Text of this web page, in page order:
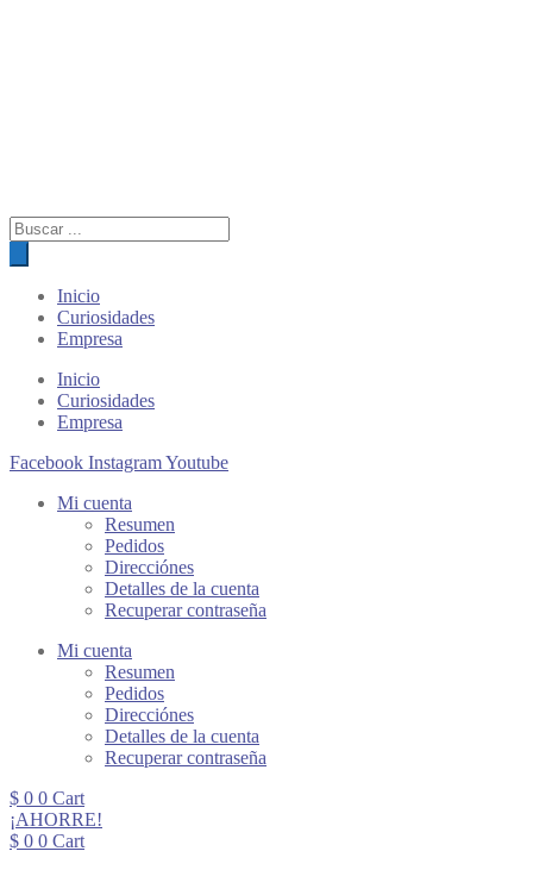
Búsqueda
de
productos
Inicio
Curiosidades
Empresa
Inicio
Curiosidades
Empresa
Facebook InstagramYoutube
Mi cuenta
Resumen
Pedidos
Direcciónes
Detalles de la cuenta
Recuperar contraseña
Mi cuenta
Resumen
Pedidos
Direcciónes
Detalles de la cuenta
Recuperar contraseña
$ 0 0 Cart
¡AHORRE!
$ 0 0 Cart